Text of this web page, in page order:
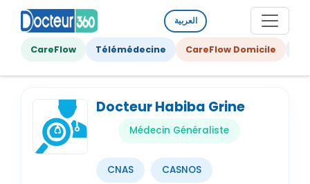
العربية
CareFlow Télémédecine CareFlow Domicile
Docteur Habiba Grine
Médecin Généraliste
CNAS CASNOS